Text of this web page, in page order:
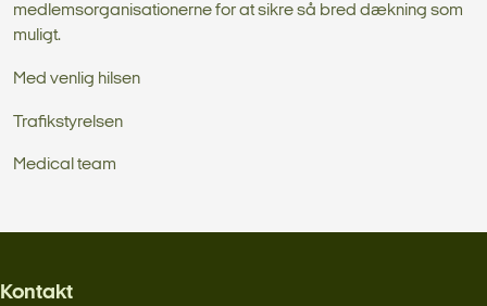
medlemsorganisationerne for at sikre så bred dækning som
muligt.
Med venlig hilsen
Trafikstyrelsen
Medical team
Kontakt